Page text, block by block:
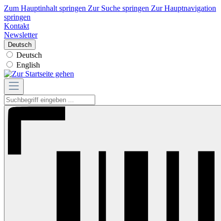
Zum Hauptinhalt springen Zur Suche springen Zur Hauptnavigation
springen
Kontakt
Newsletter
Deutsch
Deutsch
English